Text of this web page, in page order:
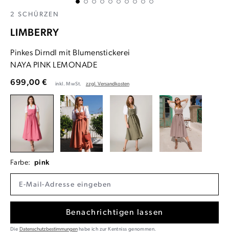
2 SCHÜRZEN
LIMBERRY
Pinkes Dirndl mit Blumenstickerei
NAYA PINK LEMONADE
699,00 € inkl. MwSt. zzgl. Versandkosten
Farbe: pink
Benachrichtigen lassen
Die Datenschutzbestimmungenhabe ich zur Kentniss genommen.